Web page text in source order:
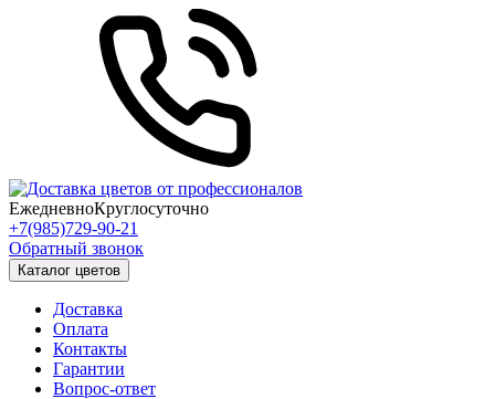
ЕжедневноКруглосуточно
+7(985)729-90-21
Обратный звонок
Каталог цветов
Доставка
Оплата
Контакты
Гарантии
Вопрос-ответ